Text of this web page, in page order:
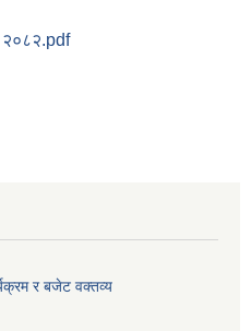
२०८२.pdf
र बजेट वक्तव्य